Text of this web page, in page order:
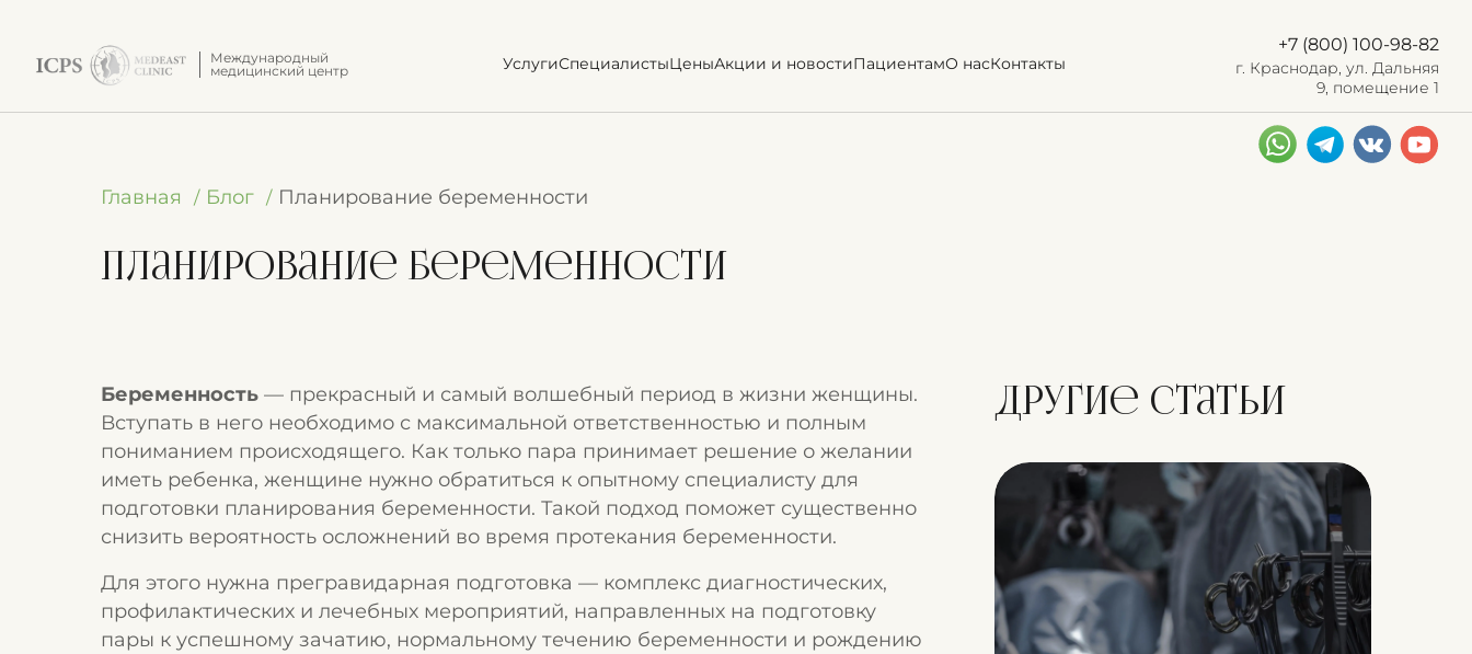
Международный
медицинский центр
УслугиСпециалистыЦеныАкции и новостиПациентамО насКонтакты
+7 (800) 100-98-82
г. Краснодар, ул. Дальняя
9, помещение 1
Главная Блог Планирование беременности
Планирование беременности
Беременность — прекрасный и самый волшебный период в жизни женщины.
Вступать в него необходимо с максимальной ответственностью и полным
пониманием происходящего. Как только пара принимает решение о желании
иметь ребенка, женщине нужно обратиться к опытному специалисту для
подготовки планирования беременности. Такой подход поможет существенно
снизить вероятность осложнений во время протекания беременности.
Для этого нужна прегравидарная подготовка — комплекс диагностических,
профилактических и лечебных мероприятий, направленных на подготовку
пары к успешному зачатию, нормальному течению беременности и рождению
Другие статьи